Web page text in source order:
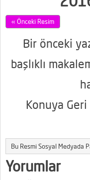
« Önceki Resim
Bir önceki
başlıklı
Konuya Geri
Bu Resmi Sosyal Medyada
Yorumlar